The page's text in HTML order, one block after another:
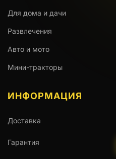
Для дома и дачи
Развлечения
Авто и мото
Мини-тракторы
ИНФОРМАЦИЯ
Доставка
Гарантия